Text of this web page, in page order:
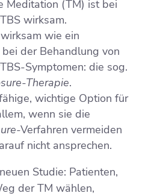
Meditation (TM) ist bei
wirksam.
wie ein
der Behandlung von
Symptomen: die sog.
Therapie.
wichtige Option für
wenn sie die
-Verfahren vermeiden
nicht ansprechen.
Studie: Patienten,
der TM wählen,